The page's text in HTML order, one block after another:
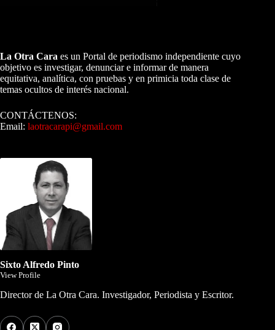
La Otra Cara es un Portal de periodismo independiente cuyo
objetivo es investigar, denunciar e informar de manera
equitativa, analítica, con pruebas y en primicia toda clase de
temas ocultos de interés nacional.
CONTÁCTENOS:
Email: laotracarapi@gmail.com
Sixto Alfredo Pinto
View Profile
Director de La Otra Cara. Investigador, Periodista y Escritor.